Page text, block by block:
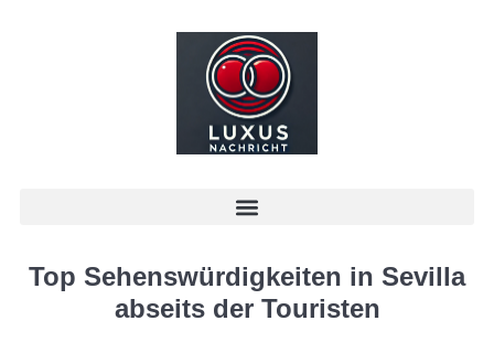
Top Sehenswürdigkeiten in Sevilla
abseits der Touristen